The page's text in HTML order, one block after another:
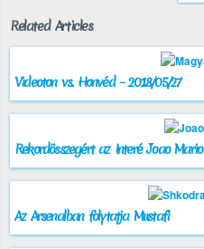
Related Articles
Videoton vs. Honvéd – 2018/05/27
Rekordösszegért az Interé Joao Mario
Az Arsenalban folytatja Mustafi